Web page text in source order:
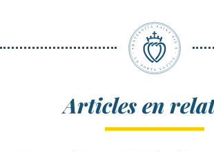
Articles en